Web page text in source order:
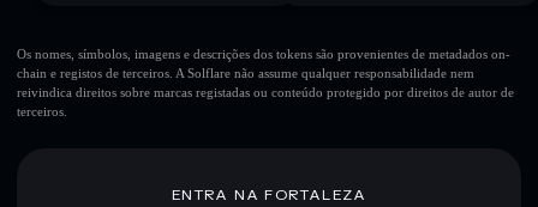
Os nomes, símbolos, imagens e descrições dos tokens são provenientes de metadados on-
chain e registos de terceiros. A Solflare não assume qualquer responsabilidade nem
reivindica direitos sobre marcas registadas ou conteúdo protegido por direitos de autor de
terceiros.
ENTRA NA FORTALEZA